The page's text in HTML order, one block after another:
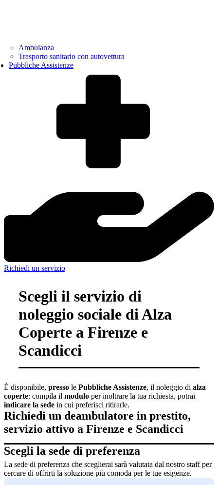
Ambulanza
Trasporto sanitario con autovettura
Pubbliche Assistenze
Richiedi un servizio
Scegli il servizio di
noleggio sociale di Alza
Coperte a Firenze e
Scandicci
È disponibile, presso le Pubbliche Assistenze, il noleggio di alza
coperte: compila il modulo per inoltrare la tua richiesta, potrai
indicare la sede in cui preferisci ritirarle.
Richiedi un deambulatore in prestito,
servizio attivo a Firenze e Scandicci
Scegli la sede di preferenza
La sede di preferenza che sceglierai sarà valutata dal nostro staff per
cercare di offrirti la soluzione più comoda per le tue esigenze.